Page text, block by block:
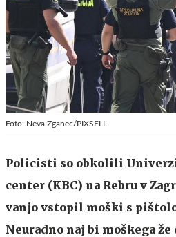
Foto: Neva Zganec/PIXSELL
Policisti so obkolili
center (KBC) na Rebru v
vanjo vstopil moški s
Neuradno naj bi moškega